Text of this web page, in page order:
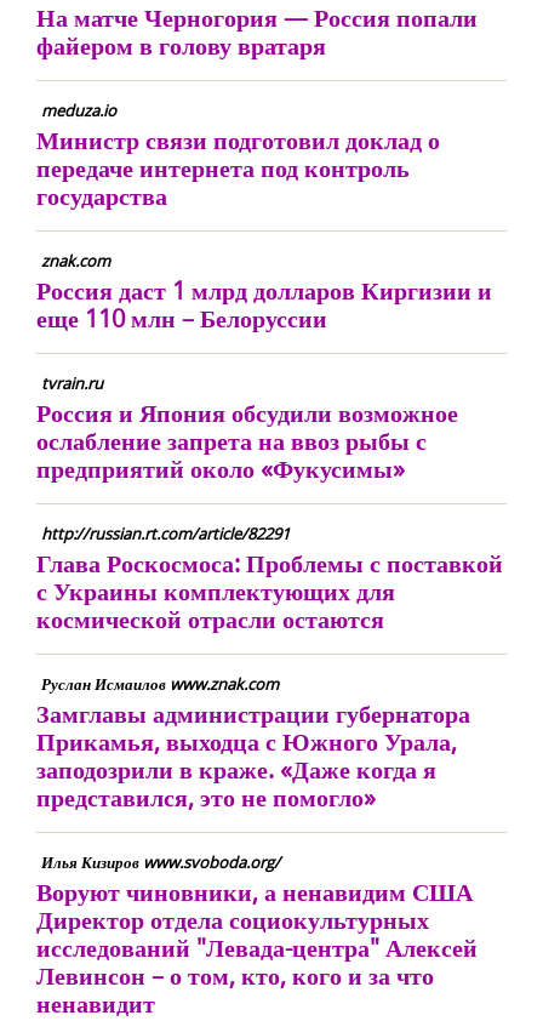
На матче Черногория — Россия попали
файером в голову вратаря
meduza.io
Министр связи подготовил доклад о
передаче интернета под контроль
государства
znak.com
Россия даст 1 млрд долларов Киргизии и
еще 110 млн – Белоруссии
tvrain.ru
Россия и Япония обсудили возможное
ослабление запрета на ввоз рыбы с
предприятий около «Фукусимы»
http://russian.rt.com/article/82291
Глава Роскосмоса: Проблемы с поставкой
с Украины комплектующих для
космической отрасли остаются
Руслан Исмаилов www.znak.com
Замглавы администрации губернатора
Прикамья, выходца с Южного Урала,
заподозрили в краже. «Даже когда я
представился, это не помогло»
Илья Кизиров www.svoboda.org/
Воруют чиновники, а ненавидим США
Директор отдела социокультурных
исследований "Левада-центра" Алексей
Левинсон – о том, кто, кого и за что
ненавидит